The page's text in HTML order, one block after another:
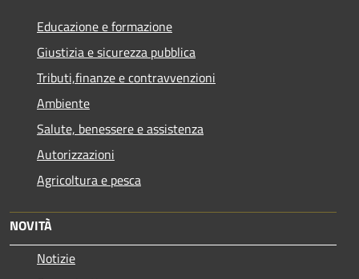
Educazione e formazione
Giustizia e sicurezza pubblica
Tributi,finanze e contravvenzioni
Ambiente
Salute, benessere e assistenza
Autorizzazioni
Agricoltura e pesca
NOVITÀ
Notizie